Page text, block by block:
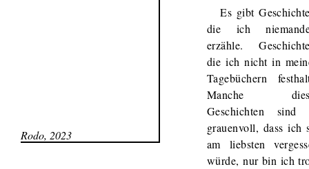
Rodo, 2023
Es gibt
die ich
erzähle.
die ich nicht in
Tagebüchern
Manche
Geschichten sind
grauenvoll, dass ich
am liebsten
würde, nur bin ich